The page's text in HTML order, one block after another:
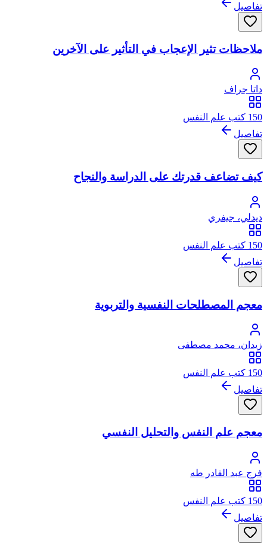
تفاصيل
ملاحظات تثير الإعجاب في التأثير على الآخرين
داتا جراف
150 كتب علم النفس
تفاصيل
كيف تضاعف قدرتك على الدراسة والنجاح
ديدلي، جيفري
150 كتب علم النفس
تفاصيل
معجم المصطلحات النفسية والتربوية
زيدان، محمد مصطفى
150 كتب علم النفس
تفاصيل
معجم علم النفس والتحليل النفسي
فرج عبد القادر طه
150 كتب علم النفس
تفاصيل